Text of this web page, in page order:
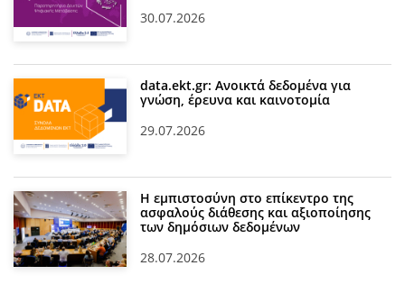
30.07.2026
data.ekt.gr: Ανοικτά δεδομένα για
γνώση, έρευνα και καινοτομία
29.07.2026
Η εμπιστοσύνη στο επίκεντρο της
ασφαλούς διάθεσης και αξιοποίησης
των δημόσιων δεδομένων
28.07.2026